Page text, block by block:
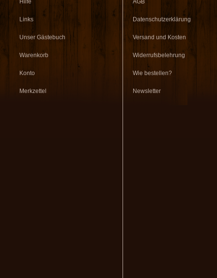
Hilfe
Links
Unser Gästebuch
Warenkorb
Konto
Merkzettel
AGB
Datenschutzerklärung
Versand und Kosten
Widerrufsbelehrung
Wie bestellen?
Newsletter